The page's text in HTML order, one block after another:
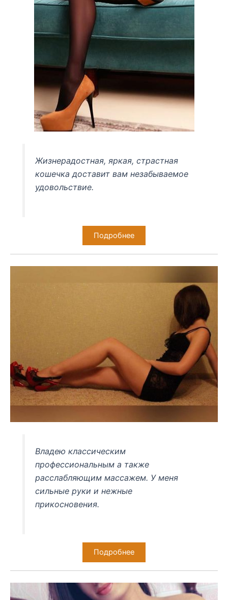
Жизнерадостная, яркая, страстная
кошечка доставит вам незабываемое
удовольствие.
Подробнее
Владею классическим
профессиональным а также
расслабляющим массажем. У меня
сильные руки и нежные
прикосновения.
Подробнее